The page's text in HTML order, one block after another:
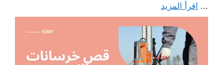
... اقرأ المزيد